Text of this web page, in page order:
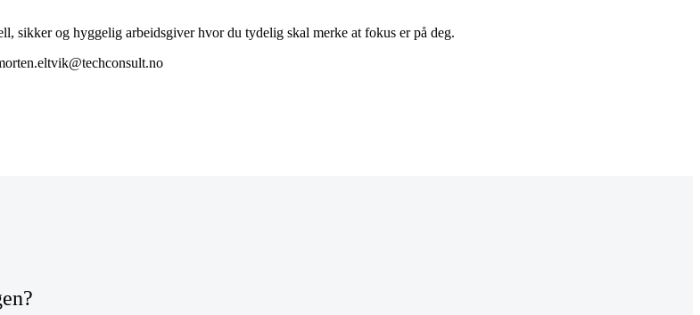
sikker og hyggelig arbeidsgiver hvor du tydelig skal merke at fokus er på deg.